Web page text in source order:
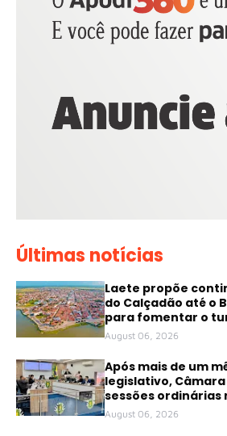
Últimas notícias
Laete propõe
do Calçadão até o
para fomentar o
August 06, 2026
Após mais de um
legislativo,
sessões
August 06, 2026